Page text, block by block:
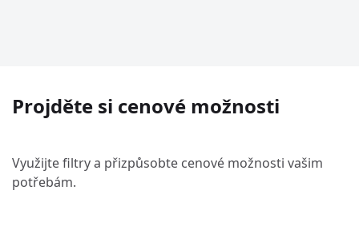
Projděte si cenové možnosti
Využijte filtry a přizpůsobte cenové možnosti vašim
potřebám.